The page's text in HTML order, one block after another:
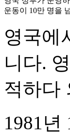
운동이 10만 명을
영국에
니다.
적하다
1981